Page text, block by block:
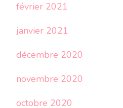
février 2021
janvier 2021
décembre 2020
novembre 2020
octobre 2020